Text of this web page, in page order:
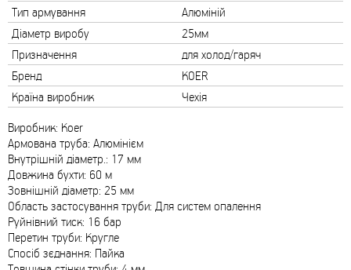
Тип армування
Алюміній
Діаметр виробу
25мм
Призначення
для холод/гаряч
Бренд
KOER
Країна виробник
Чехія
Виробник: Koer
Армована труба: Алюмінієм
Внутрішній діаметр.: 17 мм
Довжина бухти: 60 м
Зовнішній діаметр: 25 мм
Область застосування труби: Для систем опалення
Руйнівний тиск: 16 бар
Перетин труби: Кругле
Спосіб зєднання: Пайка